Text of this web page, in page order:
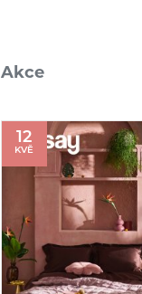
Akce
12
KVĚ